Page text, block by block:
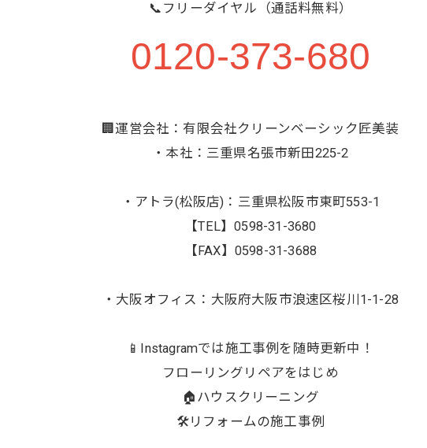
📞フリーダイヤル（通話料無料）
0120-373-680
🏢運営会社：有限会社クリーンベーシック匠美装
・本社：三重県名張市新田225-2
・アトラ(松阪店)：三重県松阪市東町553-1
【TEL】0598-31-3680
【FAX】0598-31-3688
・大阪オフィス：大阪府大阪市浪速区桜川1-1-28
📱Instagramでは施工事例を随時更新中！
フローリングリペアをはじめ
🏠ハウスクリーニング
🛠️リフォームの施工事例